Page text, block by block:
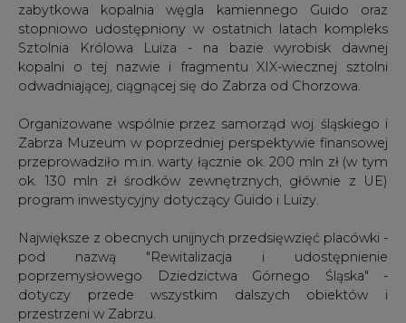
zabytkowa kopalnia węgla kamiennego Guido oraz
stopniowo udostępniony w ostatnich latach kompleks
Sztolnia Królowa Luiza - na bazie wyrobisk dawnej
kopalni o tej nazwie i fragmentu XIX-wiecznej sztolni
odwadniającej, ciągnącej się do Zabrza od Chorzowa.
Organizowane wspólnie przez samorząd woj. śląskiego i
Zabrza Muzeum w poprzedniej perspektywie finansowej
przeprowadziło m.in. warty łącznie ok. 200 mln zł (w tym
ok. 130 mln zł środków zewnętrznych, głównie z UE)
program inwestycyjny dotyczący Guido i Luizy.
Największe z obecnych unijnych przedsięwzięć placówki -
pod nazwą "Rewitalizacja i udostępnienie
poprzemysłowego Dziedzictwa Górnego Śląska" -
dotyczy przede wszystkim dalszych obiektów i
przestrzeni w Zabrzu.